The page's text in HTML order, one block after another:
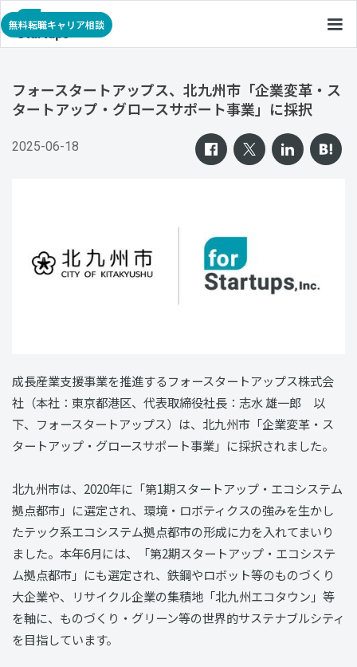
無料転職キャリア相談
フォースタートアップス、北九州市「企業変革・ス
タートアップ・グロースサポート事業」に採択
2025-06-18
成長産業支援事業を推進するフォースタートアップス株式会
社（本社：東京都港区、代表取締役社長：志水 雄一郎 以
下、フォースタートアップス）は、北九州市「企業変革・ス
タートアップ・グロースサポート事業」に採択されました。
北九州市は、2020年に「第1期スタートアップ・エコシステム
拠点都市」に選定され、環境・ロボティクスの強みを生かし
たテック系エコシステム拠点都市の形成に力を入れてまいり
ました。本年6月には、「第2期スタートアップ・エコシステ
ム拠点都市」にも選定され、鉄鋼やロボット等のものづくり
大企業や、リサイクル企業の集積地「北九州エコタウン」等
を軸に、ものづくり・グリーン等の世界的サステナブルシティ
を目指しています。